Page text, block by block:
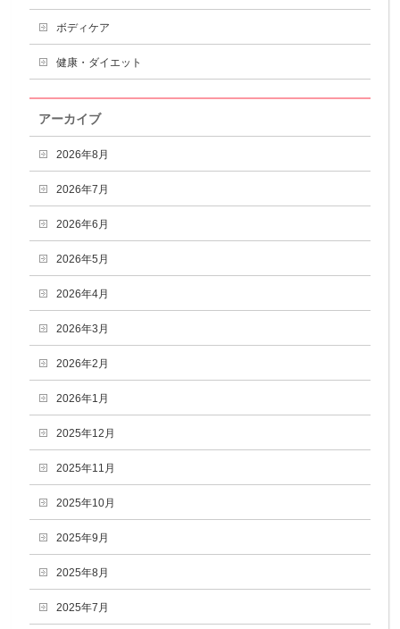
ボディケア
健康・ダイエット
アーカイブ
2026年8月
2026年7月
2026年6月
2026年5月
2026年4月
2026年3月
2026年2月
2026年1月
2025年12月
2025年11月
2025年10月
2025年9月
2025年8月
2025年7月